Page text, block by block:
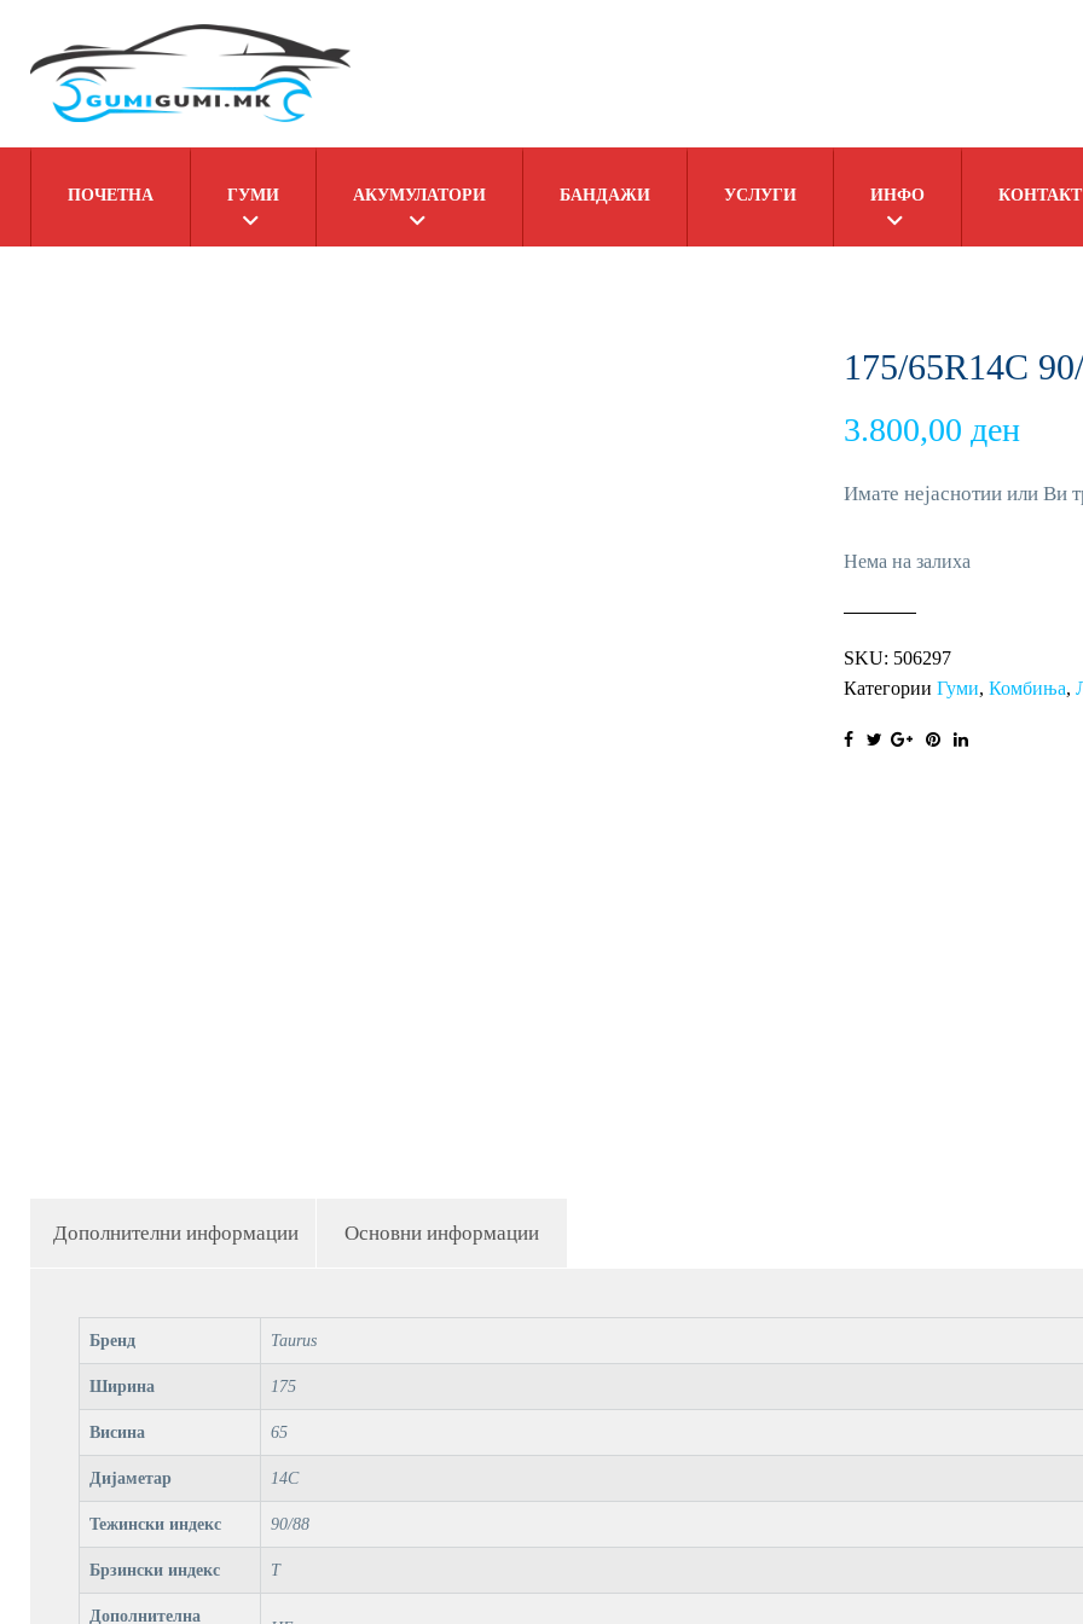
ПОЧЕТНА ГУМИ АКУМУЛАТОРИ БАНДАЖИ УСЛУГИ ИНФО КОНТАКТ
175/65R14C
3.800,00 ден
Имате нејаснотии или Ви
Нема на залиха
SKU: 506297
Категории Гуми, Комбиња,
Дополнителни информации Основни информации
Бренд Taurus
Ширина 175
Висина 65
Дијаметар 14C
Тежински индекс 90/88
Брзински индекс T
Дополнителна